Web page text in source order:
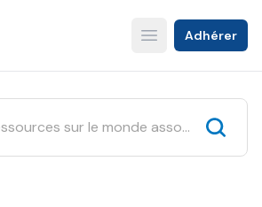
Open main menu
Adhérer